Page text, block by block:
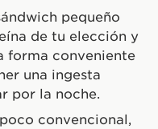
pequeño
de tu elección y
forma conveniente
una ingesta
por la noche.
convencional,